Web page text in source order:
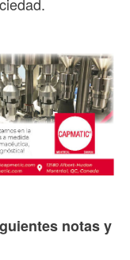
notas y